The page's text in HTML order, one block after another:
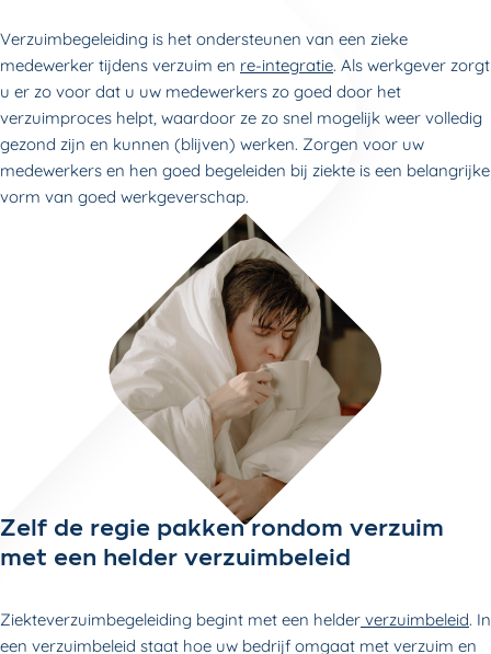
Verzuimbegeleiding is het ondersteunen van een zieke
medewerker tijdens verzuim en re-integratie. Als werkgever zorgt
u er zo voor dat u uw medewerkers zo goed door het
verzuimproces helpt, waardoor ze zo snel mogelijk weer volledig
gezond zijn en kunnen (blijven) werken. Zorgen voor uw
medewerkers en hen goed begeleiden bij ziekte is een belangrijke
vorm van goed werkgeverschap.
Zelf de regie pakken rondom verzuim
met een helder verzuimbeleid
Ziekteverzuimbegeleiding begint met een helder verzuimbeleid. In
een verzuimbeleid staat hoe uw bedrijf omgaat met verzuim en